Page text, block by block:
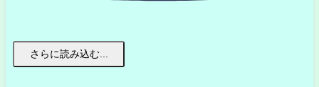
さらに読み込む...